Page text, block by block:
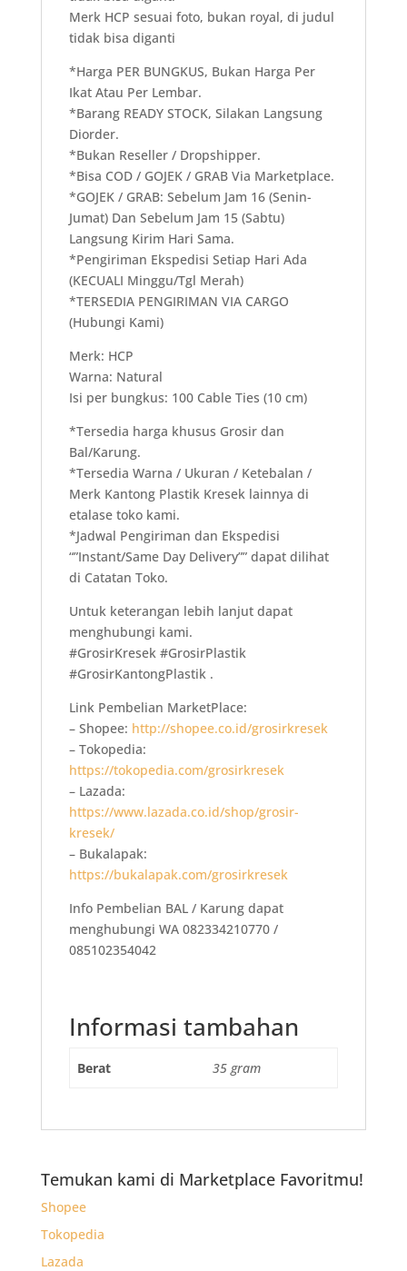
Merk HCP sesuai foto, bukan royal, di judul
tidak bisa diganti
*Harga PER BUNGKUS, Bukan Harga Per
Ikat Atau Per Lembar.
*Barang READY STOCK, Silakan Langsung
Diorder.
*Bukan Reseller / Dropshipper.
*Bisa COD / GOJEK / GRAB Via Marketplace.
*GOJEK / GRAB: Sebelum Jam 16 (Senin-
Jumat) Dan Sebelum Jam 15 (Sabtu)
Langsung Kirim Hari Sama.
*Pengiriman Ekspedisi Setiap Hari Ada
(KECUALI Minggu/Tgl Merah)
*TERSEDIA PENGIRIMAN VIA CARGO
(Hubungi Kami)
Merk: HCP
Warna: Natural
Isi per bungkus: 100 Cable Ties (10 cm)
*Tersedia harga khusus Grosir dan
Bal/Karung.
*Tersedia Warna / Ukuran / Ketebalan /
Merk Kantong Plastik Kresek lainnya di
etalase toko kami.
*Jadwal Pengiriman dan Ekspedisi
“”Instant/Same Day Delivery”” dapat dilihat
di Catatan Toko.
Untuk keterangan lebih lanjut dapat
menghubungi kami.
#GrosirKresek #GrosirPlastik
#GrosirKantongPlastik .
Link Pembelian MarketPlace:
– Shopee: http://shopee.co.id/grosirkresek
– Tokopedia:
https://tokopedia.com/grosirkresek
– Lazada:
https://www.lazada.co.id/shop/grosir-
kresek/
– Bukalapak:
https://bukalapak.com/grosirkresek
Info Pembelian BAL / Karung dapat
menghubungi WA 082334210770 /
085102354042
Informasi tambahan
Berat 35 gram
Temukan kami di Marketplace Favoritmu!
Shopee
Tokopedia
Lazada